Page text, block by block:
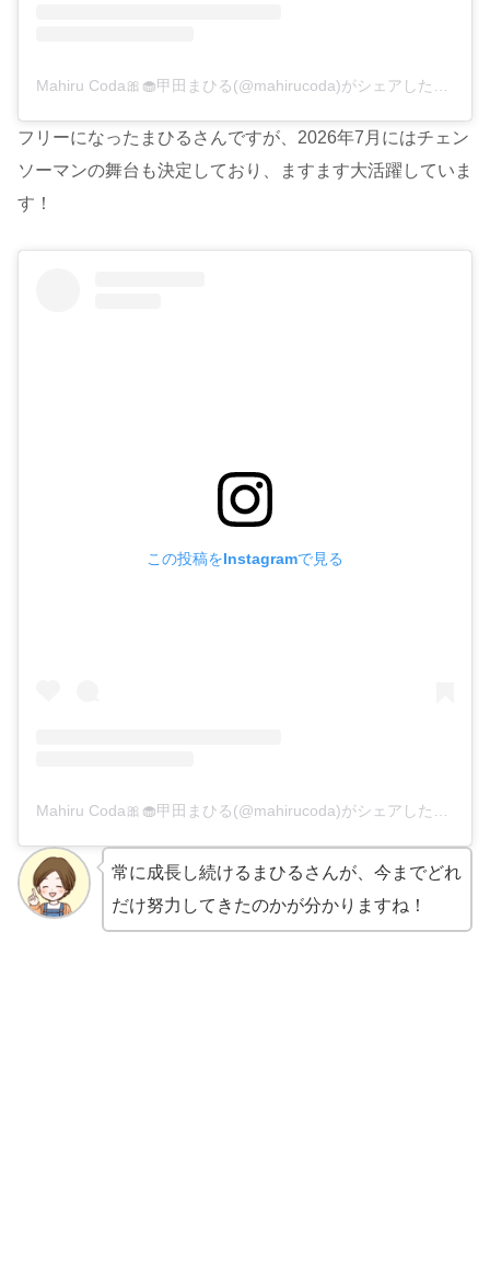
フリーになったまひるさんですが、2026年7月にはチェン
ソーマンの舞台も決定しており、ますます大活躍していま
す！
この投稿をInstagramで見る
常に成長し続けるまひるさんが、今までどれ
だけ努力してきたのかが分かりますね！